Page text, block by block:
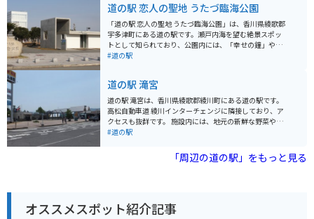
で楽しめます。 バイクで行く場合は、道の駅に隣接する
駐車場にバイク専用の駐輪スペースがあります。 瀬戸内
海の海の幸を使った料理を提供するレストランや、香川
県の名産品であるうどん、オリーブオイル、和三盆など
を販売する売店もあります。 瀬戸大橋をバックに記念撮
道の駅 恋人の聖地 うたづ臨海公園
「道の駅 恋人の聖地 うたづ臨海公園」は、香川県綾歌郡
宇多津町にある道の駅です。瀬戸内海を望む絶景スポッ
トとして知られており、公園内には、「幸せの鐘」や
「恋人の聖地」のモニュメントなどがあります。 ドライ
ショップやレストランがあり、香川の味覚を楽しむこと
ができます。おすすめは、新鮮な海の幸を使った海鮮丼
や、讃岐うどん、骨付鳥などです。 また、近くには「四
国水族館」や「NEWレオマワールド」などのテーマパー
クもあり、家族連れで楽しむこともできます。
#道の駅
道の駅 滝宮
道の駅 滝宮は、香川県綾歌郡綾川町にある道の駅です。
高松自動車道 綾川インターチェンジに隣接しており、ア
クセスも抜群です。 施設内には、地元の新鮮な野菜や果
物を販売する農産物直売所や、香川県の名産品であるう
舞台古墳」や、紫雲山の中腹に位置する「滝宮天満宮」
所としても利用しやすい施設です。
#道の駅
「周辺の道の駅」をもっと見る
オススメスポット紹介記事